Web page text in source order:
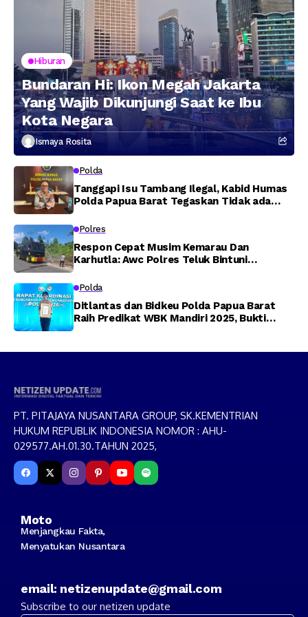
Hiburan
Bundaran Hi: Ikon Megah Jakarta
Yang Wajib Dikunjungi Saat ke Ibu
Kota Negara
Ismaya Rosita
Polda
Tanggapi Isu Tambang Ilegal, Kabid Humas
Polda Papua Barat Tegaskan Tidak ada
Polres
Respon Cepat Musim Kemarau Dan
Karhutla: Awc Polres Teluk Bintuni
Tuasai
Polda
Ditlantas dan Bidkeu Polda Papua Barat
Raih Predikat WBK Mandiri 2025, Bukti
PT. PITAJAYA NUSANTARA GROUP, SK.KEMENTRIAN
HUKUM REPUBLIK INDONESIA NOMOR : AHU-
029577.AH.01.30.TAHUN 2025,
Moto
Menjangkau Fakta,
Menyatukan Nusantara
email: netizenupdate@gmail.com
Subscribe to our netizen update